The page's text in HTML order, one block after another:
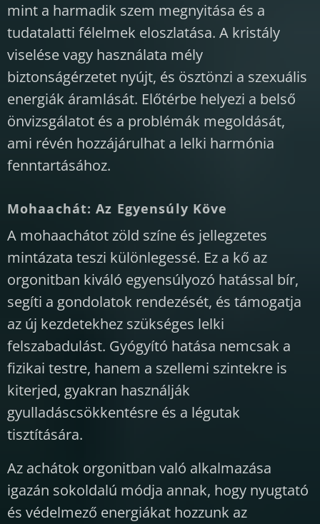
mint a harmadik szem megnyitása és a
tudatalatti félelmek eloszlatása. A kristály
viselése vagy használata mély
biztonságérzetet nyújt, és ösztönzi a szexuális
energiák áramlását. Előtérbe helyezi a belső
önvizsgálatot és a problémák megoldását,
ami révén hozzájárulhat a lelki harmónia
fenntartásához.
Mohaachát: Az Egyensúly Köve
A mohaachátot zöld színe és jellegzetes
mintázata teszi különlegessé. Ez a kő az
orgonitban kiváló egyensúlyozó hatással bír,
segíti a gondolatok rendezését, és támogatja
az új kezdetekhez szükséges lelki
felszabadulást. Gyógyító hatása nemcsak a
fizikai testre, hanem a szellemi szintekre is
kiterjed, gyakran használják
gyulladáscsökkentésre és a légutak
tisztítására.
Az achátok orgonitban való alkalmazása
igazán sokoldalú módja annak, hogy nyugtató
és védelmező energiákat hozzunk az